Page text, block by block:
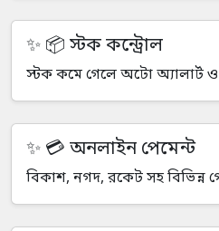
📦 স্টক কন্ট্রোল
স্টক কমে গেলে অটো অ্যালার্ট ও
💳 অনলাইন পেমেন্ট
বিকাশ, নগদ, রকেট সহ বিভিন্ন